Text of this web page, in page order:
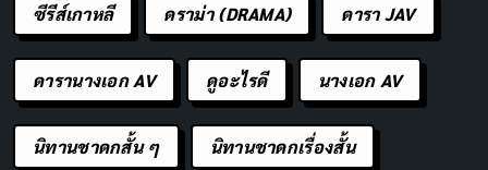
ซีรีส์เกาหลี ดราม่า (DRAMA) ดารา JAV
ดารานางเอก AV ดูอะไรดี นางเอก AV
นิทานชาดกสั้น ๆ นิทานชาดกเรื่องสั้น